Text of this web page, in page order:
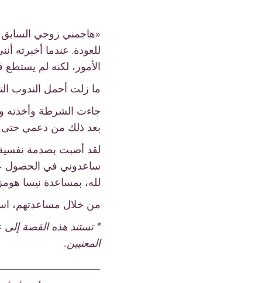
«هاجمني زوجي السابق
للعودة. عندما أخبرته
الأمور، لكنه لم
ما زلت أحمل الندوب
بعد ذلك من دعمي حتى
لقد أصبت بصدمة نفسية
ساعدوني في الحصول
لله، بمساعدة نيسا
من خلال مساعدتهم،
المعنيين.